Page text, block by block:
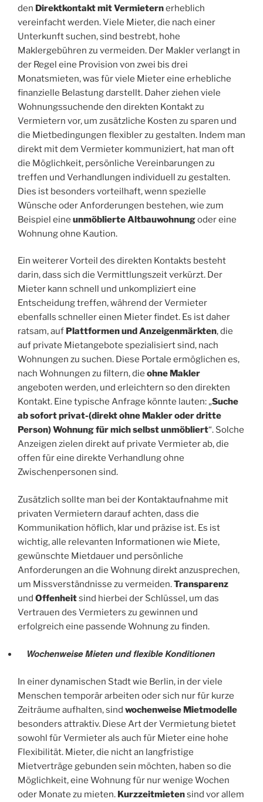
den Direktkontakt mit Vermieternerheblich
vereinfacht werden. Viele Mieter, die nach einer
Unterkunft suchen, sind bestrebt, hohe
Maklergebühren zu vermeiden. Der Makler verlangt in
der Regel eine Provision von zwei bis drei
Monatsmieten, was für viele Mieter eine erhebliche
finanzielle Belastung darstellt. Daher ziehen viele
Wohnungssuchende den direkten Kontakt zu
Vermietern vor, um zusätzliche Kosten zu sparen und
die Mietbedingungen flexibler zu gestalten. Indem man
direkt mit dem Vermieter kommuniziert, hat man oft
die Möglichkeit, persönliche Vereinbarungen zu
treffen und Verhandlungen individuell zu gestalten.
Dies ist besonders vorteilhaft, wenn spezielle
Wünsche oder Anforderungen bestehen, wie zum
Beispiel eine unmöblierte Altbauwohnungoder eine
Wohnung ohne Kaution.
Ein weiterer Vorteil des direkten Kontakts besteht
darin, dass sich die Vermittlungszeit verkürzt. Der
Mieter kann schnell und unkompliziert eine
Entscheidung treffen, während der Vermieter
ebenfalls schneller einen Mieter findet. Es ist daher
ratsam, auf Plattformen und Anzeigenmärkten, die
auf private Mietangebote spezialisiert sind, nach
Wohnungen zu suchen. Diese Portale ermöglichen es,
nach Wohnungen zu filtern, die ohne Makler
angeboten werden, und erleichtern so den direkten
Kontakt. Eine typische Anfrage könnte lauten: „Suche
ab sofort privat-(direkt ohne Makler oder dritte
Person) Wohnung für mich selbst unmöbliert“. Solche
Anzeigen zielen direkt auf private Vermieter ab, die
offen für eine direkte Verhandlung ohne
Zwischenpersonen sind.
Zusätzlich sollte man bei der Kontaktaufnahme mit
privaten Vermietern darauf achten, dass die
Kommunikation höflich, klar und präzise ist. Es ist
wichtig, alle relevanten Informationen wie Miete,
gewünschte Mietdauer und persönliche
Anforderungen an die Wohnung direkt anzusprechen,
um Missverständnisse zu vermeiden.Transparenz
und Offenheitsind hierbei der Schlüssel, um das
Vertrauen des Vermieters zu gewinnen und
erfolgreich eine passende Wohnung zu finden.
Wochenweise Mieten und flexible Konditionen
In einer dynamischen Stadt wie Berlin, in der viele
Menschen temporär arbeiten oder sich nur für kurze
Zeiträume aufhalten, sind wochenweise Mietmodelle
besonders attraktiv. Diese Art der Vermietung bietet
sowohl für Vermieter als auch für Mieter eine hohe
Flexibilität. Mieter, die nicht an langfristige
Mietverträge gebunden sein möchten, haben so die
Möglichkeit, eine Wohnung für nur wenige Wochen
oder Monate zu mieten. Kurzzeitmietensind vor allem